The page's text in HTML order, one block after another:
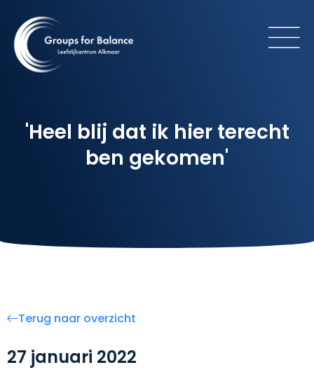
'Heel blij dat ik hier terecht
ben gekomen'
Terug naar overzicht
27 januari 2022